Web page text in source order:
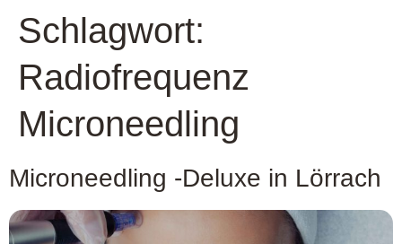
Schlagwort:
Radiofrequenz
Microneedling
Microneedling -Deluxe in Lörrach